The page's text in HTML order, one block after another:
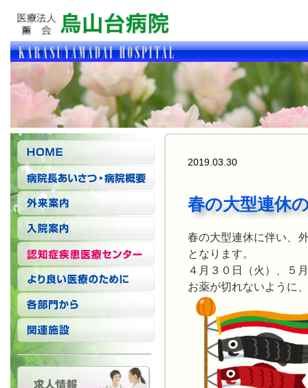
2019.03.30
春の大型連休
春の大型連休に伴い、
となります。
４月３０日（火）、５
お薬が切れないように